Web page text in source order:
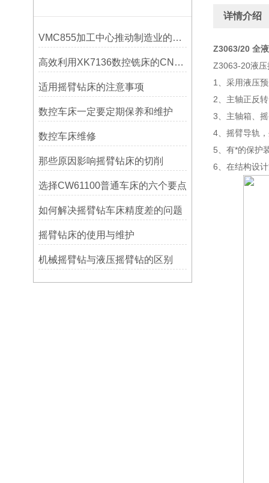
VMC855加工中心推动制造业的发展
高效利用XK7136数控铣床的CNC系统？
适用摇臂钻床的注意事项
数控车床一定要定期保养和维护
数控车床维修
那些原因影响摇臂钻床的切削
选择CW61100普通车床的六个要点
如何解决摇臂钻车床精度差的问题
摇臂钻床的使用与维护
机械摇臂钻与液压摇臂钻的区别
详情介绍
Z3063/20 全
Z3063-20液压
1、采用液压
2、主轴正反
3、主轴箱、
4、摇臂导轨
5、有*的保护
6、在结构设